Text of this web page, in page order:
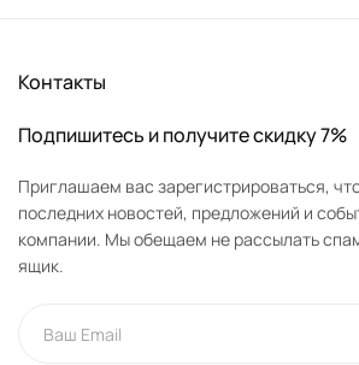
Контакты
Подпишитесь и получите скидку 7%
Приглашаем вас зарегистрироваться,
последних новостей, предложений и
компании. Мы обещаем не рассылать
ящик.